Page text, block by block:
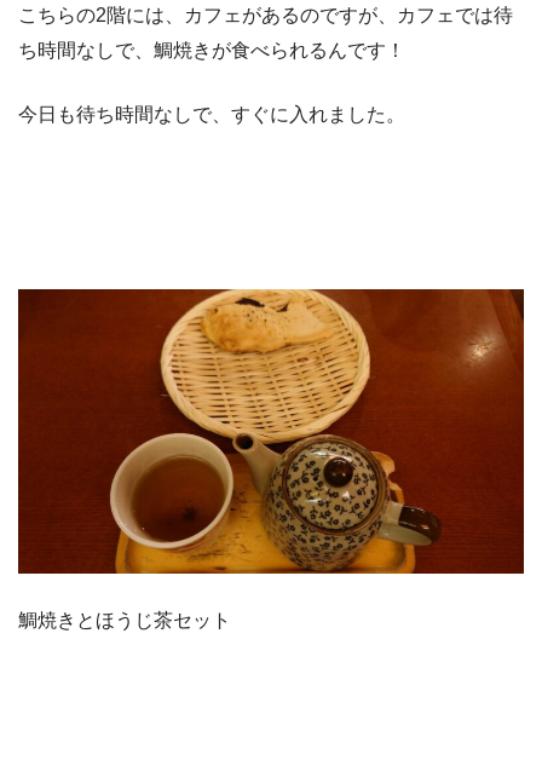
こちらの2階には、カフェがあるのですが、カフェでは待
ち時間なしで、鯛焼きが食べられるんです！
今日も待ち時間なしで、すぐに入れました。
鯛焼きとほうじ茶セット